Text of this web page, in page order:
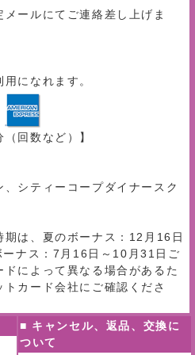
ールにてご連絡差し上げま
になれます。
回数など）】
、シティーコープダイナースク
は、夏のボーナス：12月16日
ナス：7月16日～10月31日ご
によって異なる場合があるた
カード会社にご確認くださ
■ キャンセル、返品、交換に
ついて